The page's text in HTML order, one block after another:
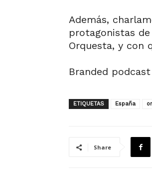
Además,
protagonistas
Orquesta, y con
Branded
ETIQUETAS España
Share